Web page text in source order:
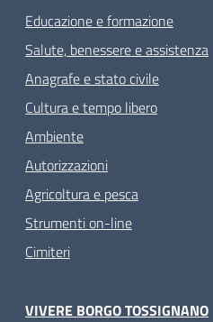
Educazione e formazione
Salute, benessere e assistenza
Anagrafe e stato civile
Cultura e tempo libero
Ambiente
Autorizzazioni
Agricoltura e pesca
Strumenti on-line
Cimiteri
VIVERE BORGO TOSSIGNANO